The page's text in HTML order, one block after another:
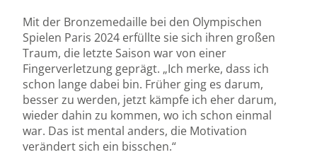
Mit der Bronzemedaille bei den Olympischen
Spielen Paris 2024 erfüllte sie sich ihren großen
Traum, die letzte Saison war von einer
Fingerverletzung geprägt. „Ich merke, dass ich
schon lange dabei bin. Früher ging es darum,
besser zu werden, jetzt kämpfe ich eher darum,
wieder dahin zu kommen, wo ich schon einmal
war. Das ist mental anders, die Motivation
verändert sich ein bisschen.“